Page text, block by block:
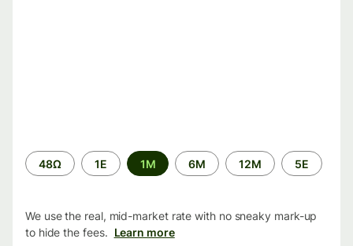
Time
period
48Ω 1Ε 1M 6M 12M 5Ε
We use the real, mid-market rate with no sneaky mark-up
to hide the fees. Learn more